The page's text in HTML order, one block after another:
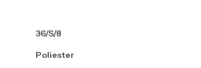
36/S/8
Poliester